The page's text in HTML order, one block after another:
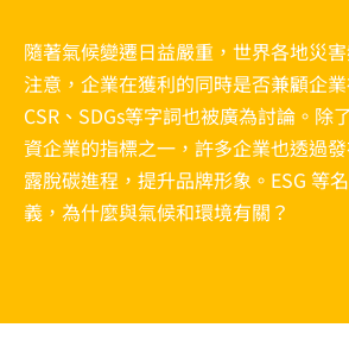
隨著氣候變遷日益嚴重，世界各地災
注意，企業在獲利的同時是否兼顧企業
CSR、SDGs等字詞也被廣為討論。除
資企業的指標之一，許多企業也透過
露脫碳進程，提升品牌形象。ESG 等
義，為什麼與氣候和環境有關？